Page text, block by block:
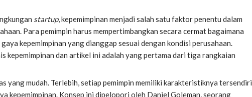
startup, kepemimpinan menjadi salah satu faktor penentu dalam
Para pemimpin harus mempertimbangkan secara cermat bagaimana
kepemimpinan yang dianggap sesuai dengan kondisi perusahaan.
kepemimpinan dan artikel ini adalah yang pertama dari tiga rangkaian
yang mudah. Terlebih, setiap pemimpin memiliki karakteristiknya tersendiri
kepemimpinan. Konsep ini dipelopori oleh Daniel Goleman, seorang